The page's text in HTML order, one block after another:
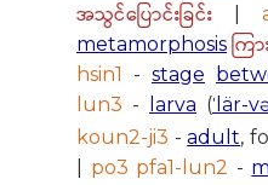
အသွင်ပြောင်းခြင်း
metamorphosis ကြ
hsin1
- stage
lun3 - larva (ˈlär-
koun2-ji3 -adult,
po3 pfa1-lun2 -